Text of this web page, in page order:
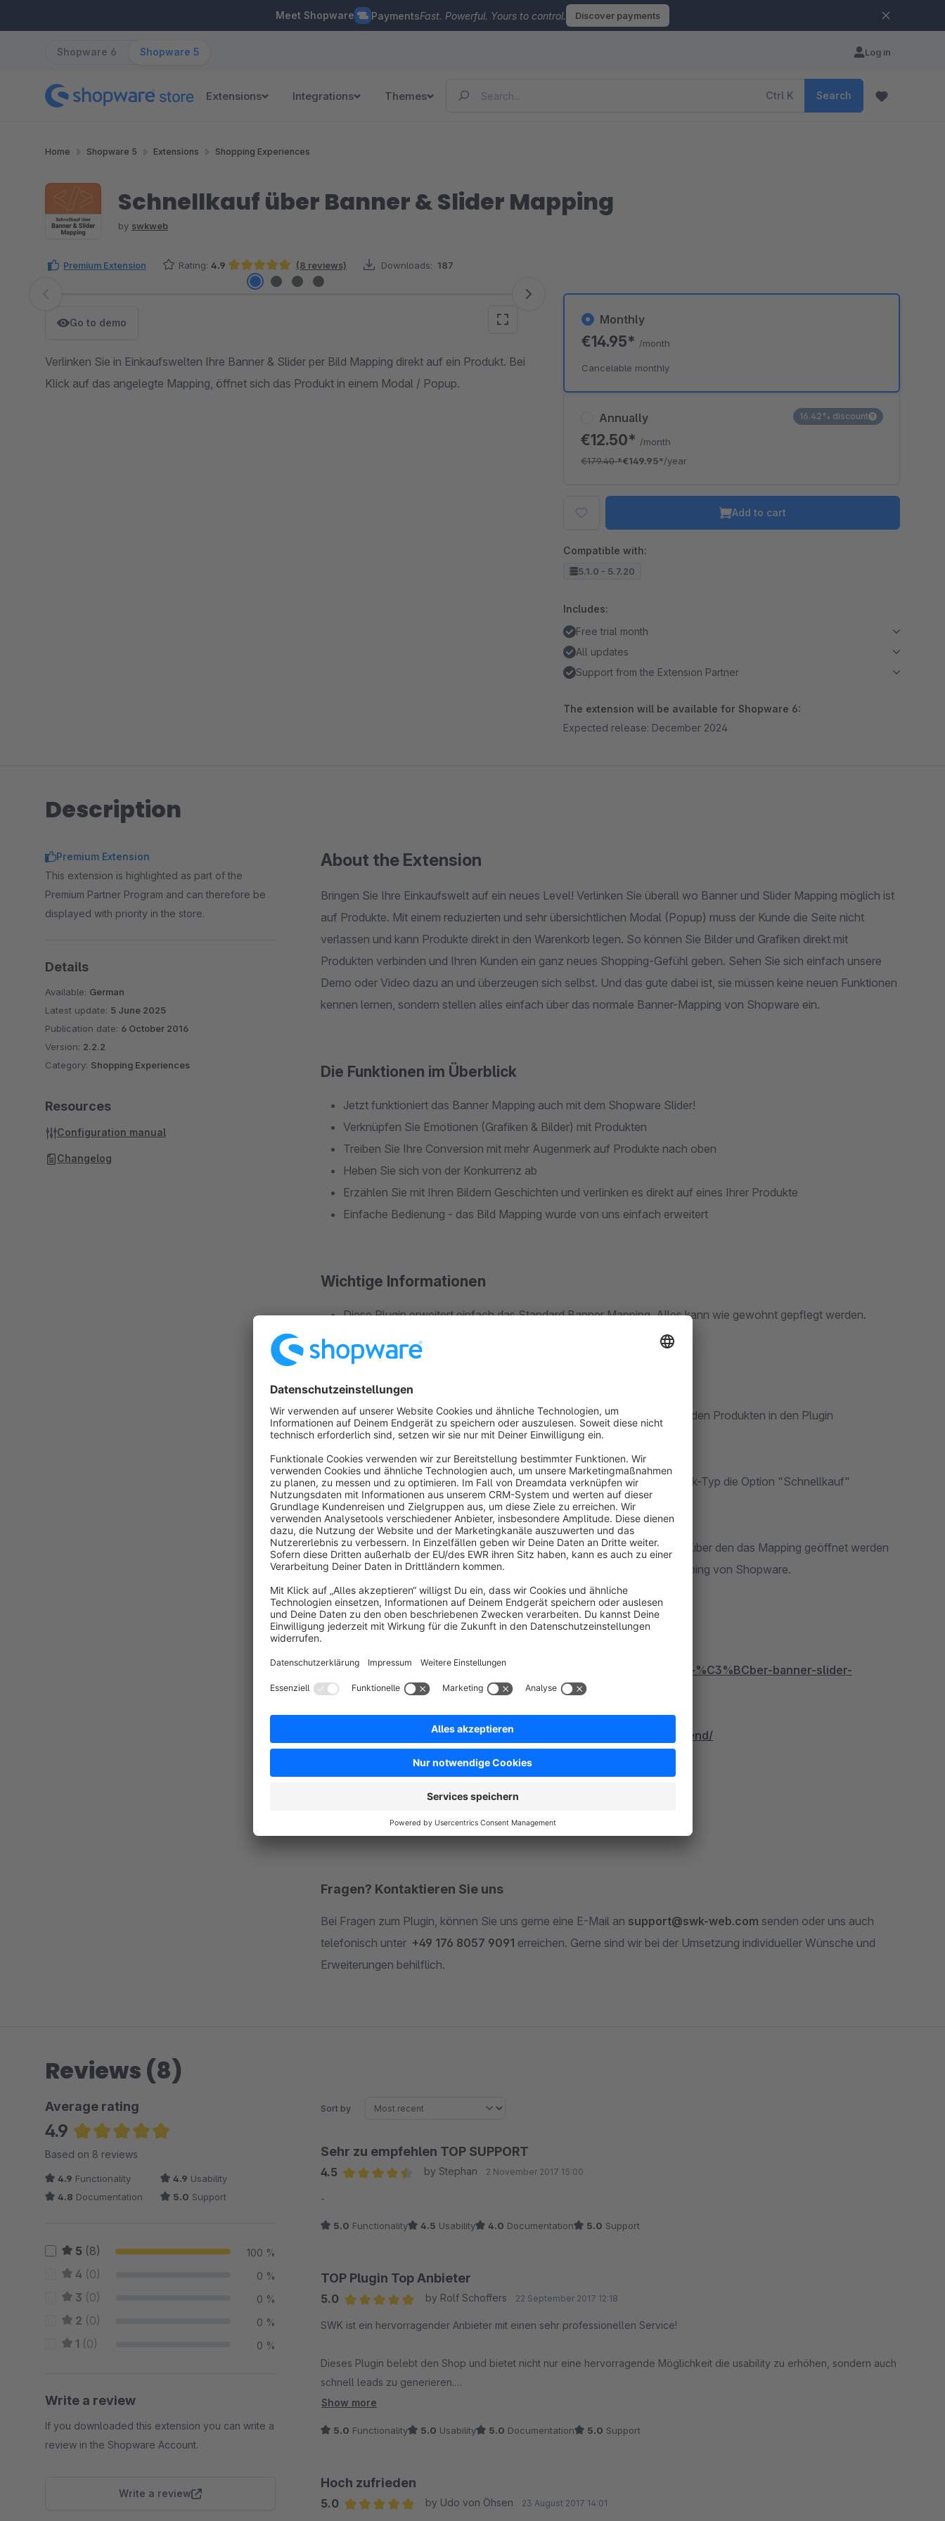
Meet Shopware PaymentsFast. Powerful. Yours to control. Discover payments
Shopware 6 Shopware 5 Log in
Extensions Integrations Themes Ctrl K Search
Home Shopware 5 Extensions Shopping Experiences
Schnellkauf über Banner & Slider Mapping
by swkweb
Premium Extension Rating: 4.9
Average rating of 4.94 out of 5 stars
(8 reviews) Downloads: 187
Skip image gallery
Go to demo
Verlinken Sie in Einkaufswelten Ihre Banner & Slider per Bild Mapping direkt auf ein Produkt. Bei
Klick auf das angelegte Mapping, öffnet sich das Produkt in einem Modal / Popup.
Annually
€12.50* /month
€179.40*€149.95*/year
16.42% discount
Monthly
€14.95* /month
Cancelable monthly
Add to cart
Compatible with:
5.1.0 - 5.7.20
Includes:
Free trial month
All updates
Support from the Extension Partner
The extension will be available for Shopware 6:
Expected release: December 2024
Description
About the Extension
Bringen Sie Ihre Einkaufswelt auf ein neues Level! Verlinken Sie überall wo Banner und Slider Mapping möglich ist
auf Produkte. Mit einem reduzierten und sehr übersichtlichen Modal (Popup) muss der Kunde die Seite nicht
verlassen und kann Produkte direkt in den Warenkorb legen. So können Sie Bilder und Grafiken direkt mit
Produkten verbinden und Ihren Kunden ein ganz neues Shopping-Gefühl geben. Sehen Sie sich einfach unsere
Demo oder Video dazu an und überzeugen sich selbst. Und das gute dabei ist, sie müssen keine neuen Funktionen
kennen lernen, sondern stellen alles einfach über das normale Banner-Mapping von Shopware ein.
Die Funktionen im Überblick
Jetzt funktioniert das Banner Mapping auch mit dem Shopware Slider!
Verknüpfen Sie Emotionen (Grafiken & Bilder) mit Produkten
Treiben Sie Ihre Conversion mit mehr Augenmerk auf Produkte nach oben
Heben Sie sich von der Konkurrenz ab
Erzählen Sie mit Ihren Bildern Geschichten und verlinken es direkt auf eines Ihrer Produkte
Einfache Bedienung - das Bild Mapping wurde von uns einfach erweitert
Wichtige Informationen
Diese Plugin erweitert einfach das Standard Banner Mapping. Alles kann wie gewohnt gepflegt werden.
So geht´s
Einfach installieren und dann die gewünschte Einstellung der zu anzeigenden Produkten in den Plugin
Einstellungen vornehmen. Schon fertig.
Banner:Wie gewohnt über das normale Banner Mapping und dort bei Link-Typ die Option "Schnellkauf"
auswählen.
Slider:Bei den Banner-Slidern gibt es bei jedem Bild einen neuen Button über den das Mapping geöffnet werden
kann. Ab diesem Zeitpunkt funktioniert alles wie im Standard Banner Mapping von Shopware.
Links zum Plugin
Zur Plugin Dokumentation:https://doku.swk-web.com/schnellkauf-%C3%BCber-banner-slider-
mapping-in-einkaufswelten.html
Link zur Demo:https://sw5demo.swk-web.com/
Link zum Backend der Demo:https://sw5demo.swk-web.com/backend/
Benutzername: testzugang
Passwort: testzugang
Fragen? Kontaktieren Sie uns
Bei Fragen zum Plugin, können Sie uns gerne eine E-Mail an support@swk-web.com senden oder uns auch
telefonisch unter +49 176 8057 9091 erreichen. Gerne sind wir bei der Umsetzung individueller Wünsche und
Erweiterungen behilflich.
Premium Extension
This extension is highlighted as part of the
Premium Partner Program and can therefore be
displayed with priority in the store.
Details
Available: German
Latest update: 5 June 2025
Publication date: 6 October 2016
Version: 2.2.2
Category: Shopping Experiences
Resources
Configuration manual
Changelog
Reviews (8)
Average rating
4.9
Average rating of 4.94 out of 5 stars
Based on 8 reviews
4.9 Functionality 4.9 Usability
4.8 Documentation 5.0 Support
5 (8) 100 %
4 (0) 0 %
3 (0) 0 %
2 (0) 0 %
1 (0) 0 %
Write a review
If you downloaded this extension you can write a
review in the Shopware Account.
Write a review
Sort by
Sehr zu empfehlen TOP SUPPORT
4.5
by Stephan 2 November 2017 15:00
-
5.0 Functionality 4.5 Usability 4.0 Documentation 5.0 Support
TOP Plugin Top Anbieter
5.0
by Rolf Schoffers 22 September 2017 12:18
SWK ist ein hervorragender Anbieter mit einen sehr professionellen Service!
Dieses Plugin belebt den Shop und bietet nicht nur eine hervorragende Möglichkeit die usability zu erhöhen, sondern auch
schnell leads zu generieren.
Show more
5.0 Functionality 5.0 Usability 5.0 Documentation 5.0 Support
Hoch zufrieden
5.0
by Udo von Öhsen 23 August 2017 14:01